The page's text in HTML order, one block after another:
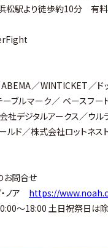
松駅より徒歩約10分 有料
／WINTICKET／
ブルマーク／ ベースフ
社デジタルアークス／ウ
ールド／株式会社ロットネ
お問合せ
ノア https://
〜18:00 土日祝祭日は除